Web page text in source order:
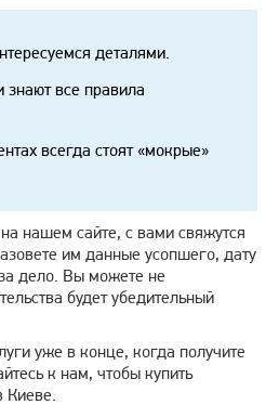
деталями.
знают все правила
всегда стоят «мокрые»
нашем сайте, с вами свяжутся
им данные усопшего, дату
дело. Вы можете не
будет убедительный
уже в конце, когда получите
к нам, чтобы купить
Киеве.